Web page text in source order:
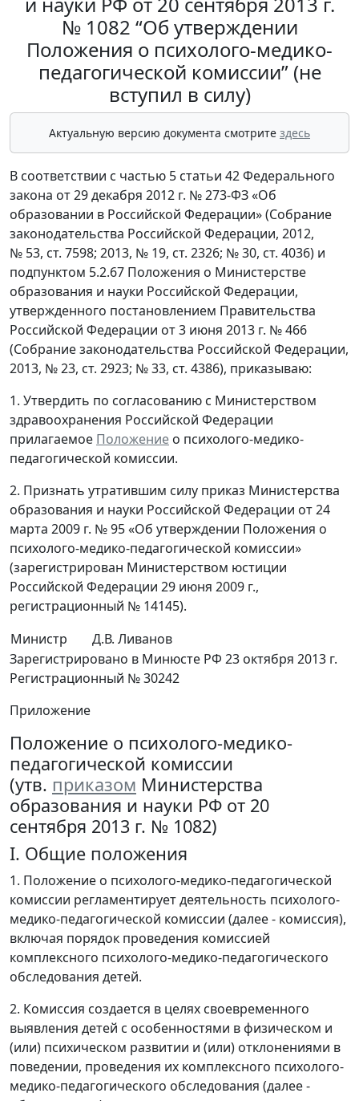
№ 1082 “Об утверждении
Положения о психолого-медико-
педагогической комиссии” (не
вступил в силу)
Актуальную версию документа смотрите здесь
В соответствии с частью 5 статьи 42 Федерального
закона от 29 декабря 2012 г. № 273-ФЗ «Об
образовании в Российской Федерации» (Собрание
законодательства Российской Федерации, 2012,
№ 53, ст. 7598; 2013, № 19, ст. 2326; № 30, ст. 4036) и
подпунктом 5.2.67 Положения о Министерстве
образования и науки Российской Федерации,
утвержденного постановлением Правительства
Российской Федерации от 3 июня 2013 г. № 466
(Собрание законодательства Российской Федерации,
2013, № 23, ст. 2923; № 33, ст. 4386), приказываю:
1. Утвердить по согласованию с Министерством
здравоохранения Российской Федерации
прилагаемое Положение о психолого-медико-
педагогической комиссии.
2. Признать утратившим силу приказ Министерства
образования и науки Российской Федерации от 24
марта 2009 г. № 95 «Об утверждении Положения о
психолого-медико-педагогической комиссии»
(зарегистрирован Министерством юстиции
Российской Федерации 29 июня 2009 г.,
регистрационный № 14145).
Министр
Д.В. Ливанов
Зарегистрировано в Минюсте РФ 23 октября 2013 г.
Регистрационный № 30242
Приложение
Положение о психолого-медико-
педагогической комиссии
(утв. приказом Министерства
образования и науки РФ от 20
сентября 2013 г. № 1082)
I. Общие положения
1. Положение о психолого-медико-педагогической
комиссии регламентирует деятельность психолого-
медико-педагогической комиссии (далее - комиссия),
включая порядок проведения комиссией
комплексного психолого-медико-педагогического
обследования детей.
2. Комиссия создается в целях своевременного
выявления детей с особенностями в физическом и
(или) психическом развитии и (или) отклонениями в
поведении, проведения их комплексного психолого-
медико-педагогического обследования (далее -